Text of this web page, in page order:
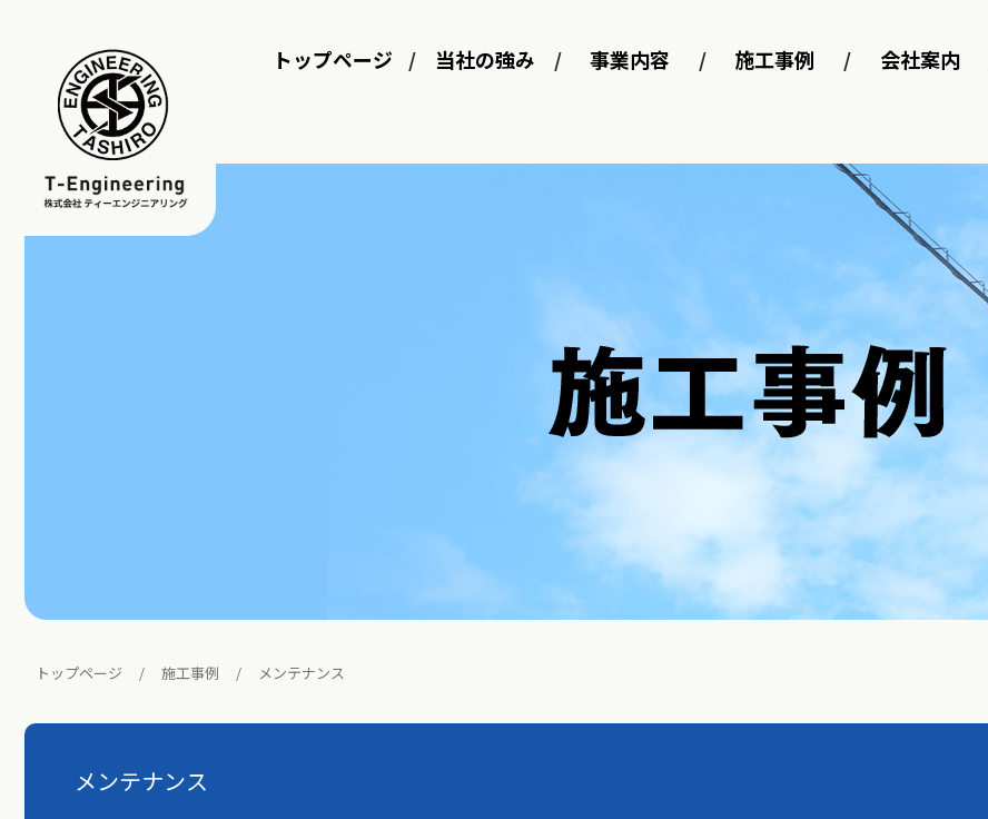
トップページ 当社の強み 事業内容 施工事例 会社案内
トップページ 施工事例 メンテナンス
メンテナンス